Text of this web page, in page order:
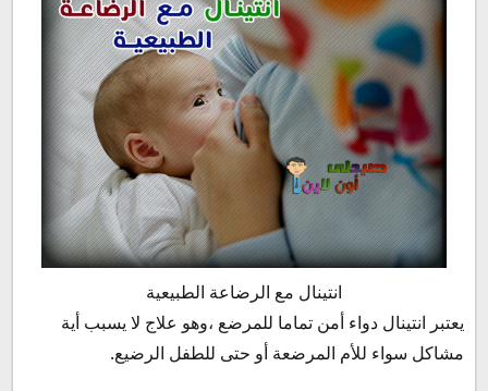
انتينال مع الرضاعة الطبيعية
يعتبر انتينال دواء أمن تماما للمرضع ،وهو علاج لا يسبب أية
مشاكل سواء للأم المرضعة أو حتى للطفل الرضيع.